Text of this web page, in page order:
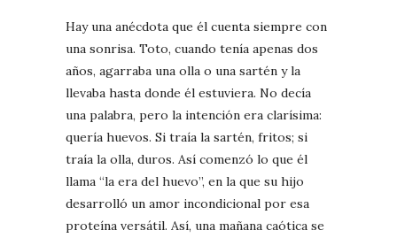
Hay una anécdota que él cuenta siempre con
una sonrisa. Toto, cuando tenía apenas dos
años, agarraba una olla o una sartén y la
llevaba hasta donde él estuviera. No decía
una palabra, pero la intención era clarísima:
quería huevos. Si traía la sartén, fritos; si
traía la olla, duros. Así comenzó lo que él
llama “la era del huevo”, en la que su hijo
desarrolló un amor incondicional por esa
proteína versátil. Así, una mañana caótica se